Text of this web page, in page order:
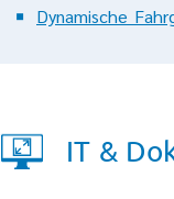
Dynamische
IT &